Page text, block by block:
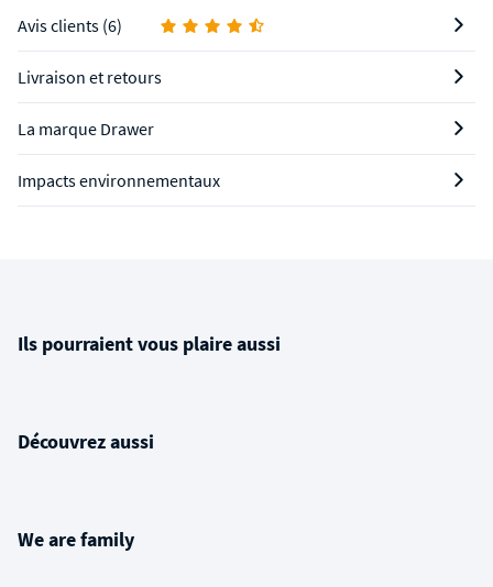
Avis clients (6)
Livraison et retours
La marque Drawer
Impacts environnementaux
Ils pourraient vous plaire aussi
Découvrez aussi
We are family